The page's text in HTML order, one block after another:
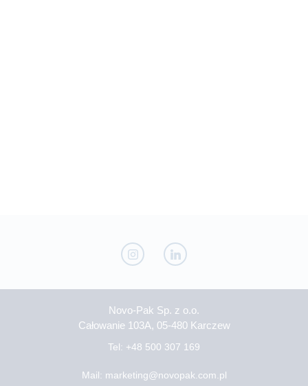
Novo-Pak Sp. z o.o.
Całowanie 103A, 05-480 Karczew
Tel: +48 500 307 169
Mail: marketing@novopak.com.pl